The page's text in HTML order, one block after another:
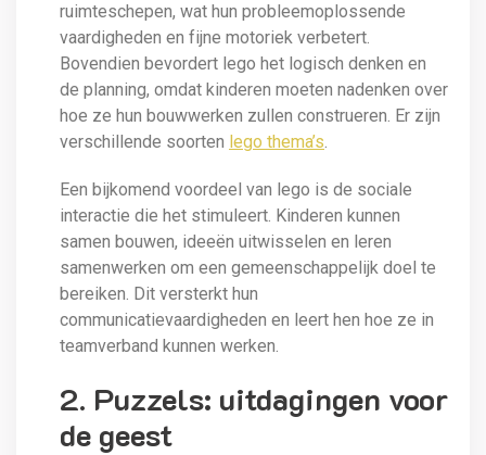
ruimteschepen, wat hun probleemoplossende
vaardigheden en fijne motoriek verbetert.
Bovendien bevordert lego het logisch denken en
de planning, omdat kinderen moeten nadenken over
hoe ze hun bouwwerken zullen construeren. Er zijn
verschillende soorten lego thema’s
Een bijkomend voordeel van lego is de sociale
interactie die het stimuleert. Kinderen kunnen
samen bouwen, ideeën uitwisselen en leren
samenwerken om een gemeenschappelijk doel te
bereiken. Dit versterkt hun
communicatievaardigheden en leert hen hoe ze in
teamverband kunnen werken.
2. Puzzels: uitdagingen voor
de geest